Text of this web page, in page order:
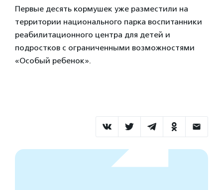
Первые десять кормушек уже разместили на
территории национального парка воспитанники
реабилитационного центра для детей и
подростков с ограниченными возможностями
«Особый ребенок».